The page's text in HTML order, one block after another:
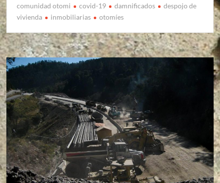
comunidad otomi covid-19 damnificados
despojo de
vivienda
inmobiliarias otomíes